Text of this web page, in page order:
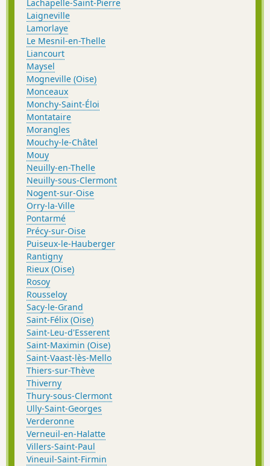
Lachapelle-Saint-Pierre
Laigneville
Lamorlaye
Le Mesnil-en-Thelle
Liancourt
Maysel
Mogneville (Oise)
Monceaux
Monchy-Saint-Éloi
Montataire
Morangles
Mouchy-le-Châtel
Mouy
Neuilly-en-Thelle
Neuilly-sous-Clermont
Nogent-sur-Oise
Orry-la-Ville
Pontarmé
Précy-sur-Oise
Puiseux-le-Hauberger
Rantigny
Rieux (Oise)
Rosoy
Rousseloy
Sacy-le-Grand
Saint-Félix (Oise)
Saint-Leu-d'Esserent
Saint-Maximin (Oise)
Saint-Vaast-lès-Mello
Thiers-sur-Thève
Thiverny
Thury-sous-Clermont
Ully-Saint-Georges
Verderonne
Verneuil-en-Halatte
Villers-Saint-Paul
Vineuil-Saint-Firmin